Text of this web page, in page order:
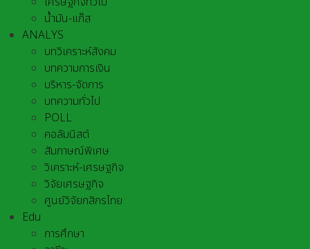
น้ำมัน-แก๊ส
ANALYS
บทวิเคราะห์สังคม
บทความการเงิน
บริหาร-จัดการ
บทความทั่วไป
POLL
คอลัมนิสต์
สัมภาษณ์พิเศษ
วิเคราะห์-เศรษฐกิจ
วิจัยเศรษฐกิจ
ศูนย์วิจัยกสิกรไทย
Edu
การศึกษา